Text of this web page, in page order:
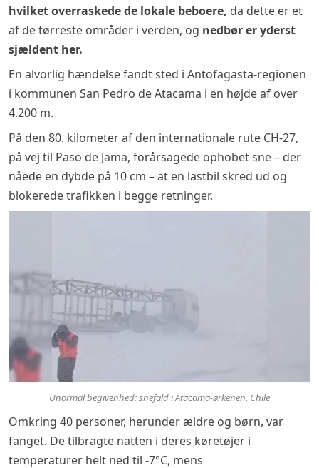
hvilket overraskede de lokale beboere, da dette er et
af de tørreste områder i verden, og nedbør er yderst
sjældent her.
En alvorlig hændelse fandt sted i Antofagasta-regionen
i kommunen San Pedro de Atacama i en højde af over
4.200 m.
På den 80. kilometer af den internationale rute CH-27,
på vej til Paso de Jama, forårsagede ophobet sne – der
nåede en dybde på 10 cm – at en lastbil skred ud og
blokerede trafikken i begge retninger.
Unormal begivenhed: snefald i Atacama-ørkenen, Chile
Omkring 40 personer, herunder ældre og børn, var
fanget. De tilbragte natten i deres køretøjer i
temperaturer helt ned til -7°C, mens